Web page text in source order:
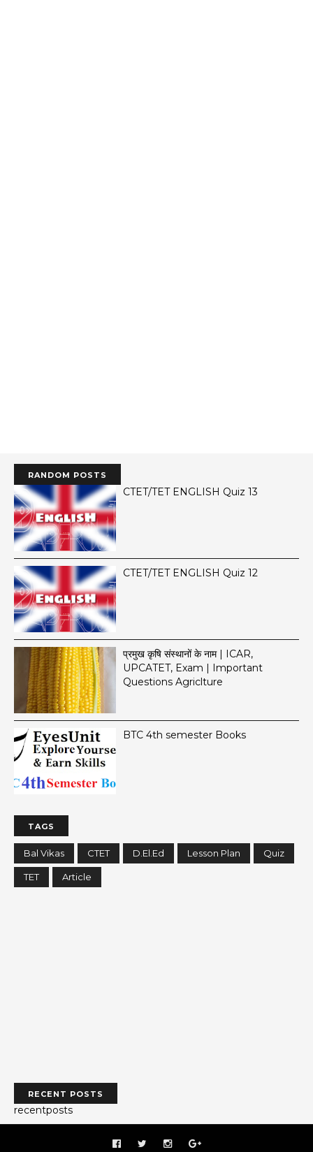
RANDOM POSTS
CTET/TET ENGLISH Quiz 13
CTET/TET ENGLISH Quiz 12
प्रमुख कृषि संस्थानों के नाम | ICAR,
UPCATET, Exam | Important
Questions Agriclture
BTC 4th semester Books
TAGS
Bal Vikas CTET D.El.Ed Lesson Plan Quiz
TET Article
RECENT POSTS
recentposts